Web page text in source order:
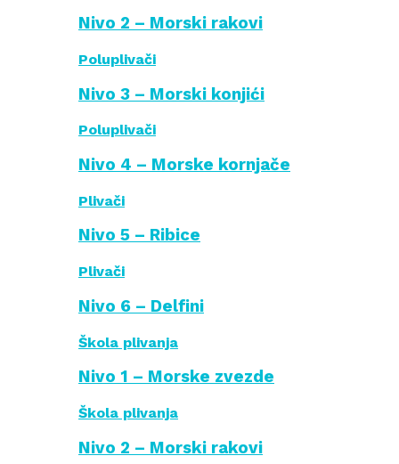
Nivo 2 – Morski rakovi
Poluplivači
Nivo 3 – Morski konjići
Poluplivači
Nivo 4 – Morske kornjače
Plivači
Nivo 5 – Ribice
Plivači
Nivo 6 – Delfini
Škola plivanja
Nivo 1 – Morske zvezde
Škola plivanja
Nivo 2 – Morski rakovi